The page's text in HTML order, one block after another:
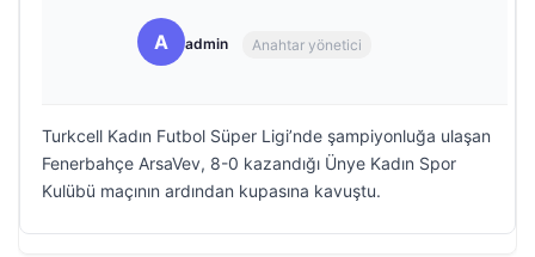
A admin Anahtar yönetici
Turkcell Kadın Futbol Süper Ligi’nde şampiyonluğa ulaşan
Fenerbahçe ArsaVev, 8-0 kazandığı Ünye Kadın Spor
Kulübü maçının ardından kupasına kavuştu.